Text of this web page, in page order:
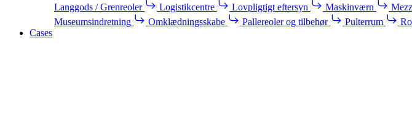
Langgods / Grenreoler
Logistikcentre Lovpligtigt eftersyn Maskinværn
Museumsindretning
Omklædningsskabe Pallereoler og tilbehør Pulterrum
Cases